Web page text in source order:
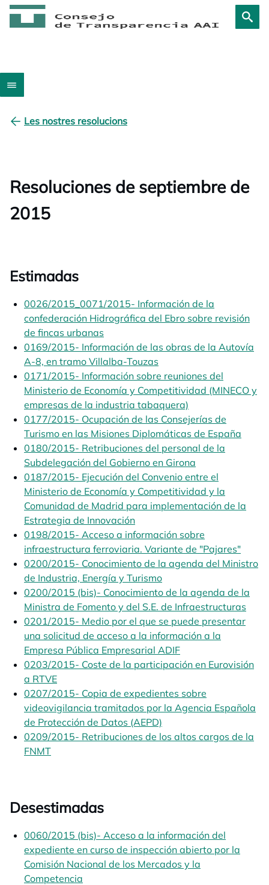
Les nostres resolucions
Resoluciones de septiembre de
2015
Estimadas
0026/2015_0071/2015- Información de la
confederación Hidrográfica del Ebro sobre revisión
de fincas urbanas
0169/2015- Información de las obras de la Autovía
A-8, en tramo Villalba-Touzas
0171/2015- Información sobre reuniones del
Ministerio de Economía y Competitividad (MINECO y
empresas de la industria tabaquera)
0177/2015- Ocupación de las Consejerías de
Turismo en las Misiones Diplomáticas de España
0180/2015- Retribuciones del personal de la
Subdelegación del Gobierno en Girona
0187/2015- Ejecución del Convenio entre el
Ministerio de Economía y Competitividad y la
Comunidad de Madrid para implementación de la
Estrategia de Innovación
0198/2015- Acceso a información sobre
infraestructura ferroviaria. Variante de "Pajares"
0200/2015- Conocimiento de la agenda del Ministro
de Industria, Energía y Turismo
0200/2015 (bis)- Conocimiento de la agenda de la
Ministra de Fomento y del S.E. de Infraestructuras
0201/2015- Medio por el que se puede presentar
una solicitud de acceso a la información a la
Empresa Pública Empresarial ADIF
0203/2015- Coste de la participación en Eurovisión
a RTVE
0207/2015- Copia de expedientes sobre
videovigilancia tramitados por la Agencia Española
de Protección de Datos (AEPD)
0209/2015- Retribuciones de los altos cargos de la
FNMT
Desestimadas
0060/2015 (bis)- Acceso a la información del
expediente en curso de inspección abierto por la
Comisión Nacional de los Mercados y la
Competencia